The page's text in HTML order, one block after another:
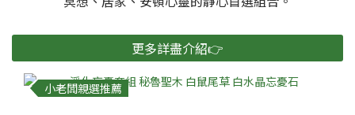
更多詳盡介紹👉
小老闆親選推薦